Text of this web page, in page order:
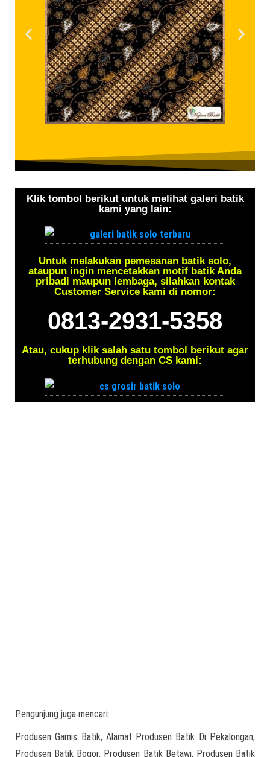
Klik tombol berikut untuk melihat galeri batik
kami yang lain:
Untuk melakukan pemesanan batik solo,
ataupun ingin mencetakkan motif batik Anda
pribadi maupun lembaga, silahkan kontak
Customer Service kami di nomor:
0813-2931-5358
Atau, cukup klik salah satu tombol berikut agar
terhubung dengan CS kami:
Pengunjung juga mencari:
Produsen Gamis Batik, Alamat Produsen Batik Di Pekalongan,
Produsen Batik Bogor, Produsen Batik Betawi, Produsen Batik